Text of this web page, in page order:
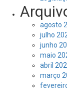
agosto
julho
junho
maio
abril
março